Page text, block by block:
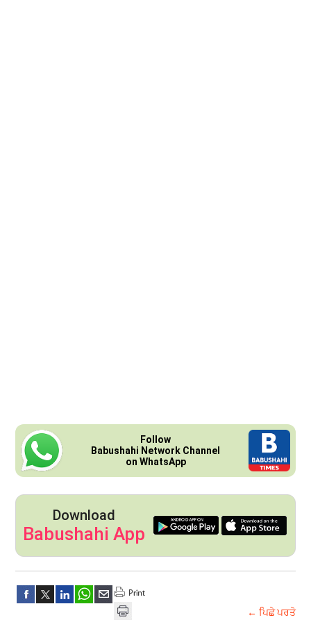
Follow
Babushahi Network Channel
on WhatsApp
Download
Babushahi App
← ਪਿਛੇ ਪਰਤੋ